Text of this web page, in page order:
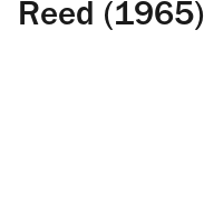
Reed (1965)